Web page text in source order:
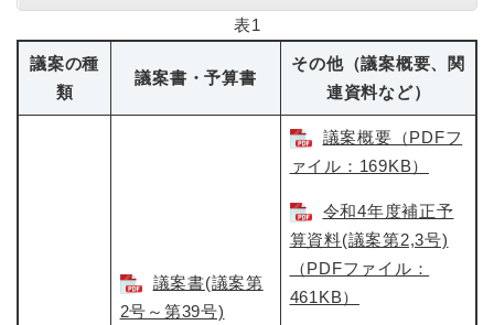
表1
議案の種
類
議案書・予算書
その他（議案概要、関
連資料など）
議案書(議案第
2号～第39号)
議案概要（PDFフ
ァイル：169KB）
令和4年度補正予
算資料(議案第2,3号)
（PDFファイル：
461KB）